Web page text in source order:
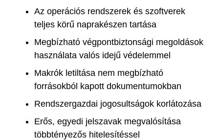
Az operációs rendszerek és szoftverek
teljes körű naprakészen tartása
Megbízható végpontbiztonsági megoldások
használata valós idejű védelemmel
Makrók letiltása nem megbízható
forrásokból kapott dokumentumokban
Rendszergazdai jogosultságok korlátozása
Erős, egyedi jelszavak megvalósítása
többtényezős hitelesítéssel